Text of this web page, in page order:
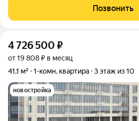
дома. В квартире установлены
застеклённый балкон. Состояние
Позвонить
4 726 500 ₽
от 19 808 ₽ в месяц
41,1 м²
1-комн. квартира 3 этаж из 10
новостройка